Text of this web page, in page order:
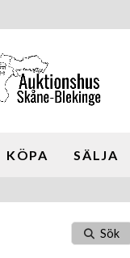
KÖPA SÄLJA
Sök